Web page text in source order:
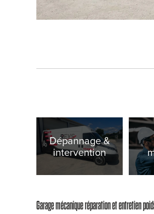
Dépannage &
intervention
Garage mécanique réparation et entretien